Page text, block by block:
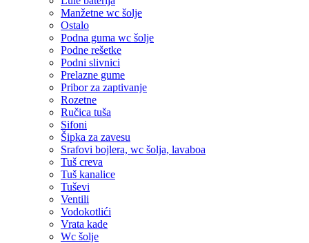
Manžetne wc šolje
Ostalo
Podna guma wc šolje
Podne rešetke
Podni slivnici
Prelazne gume
Pribor za zaptivanje
Rozetne
Ručica tuša
Sifoni
Šipka za zavesu
Srafovi bojlera, wc šolja, lavaboa
Tuš creva
Tuš kanalice
Tuševi
Ventili
Vodokotlići
Vrata kade
Wc šolje